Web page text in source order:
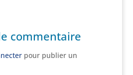
commentaire
pour publier un